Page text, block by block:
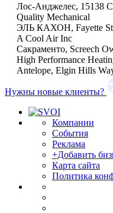
Лос-Анджелес, 15138
Quality Mechanical
ЭЛЬ КАХОН, Fayette
A Cool Air Inc
Сакраменто, Screech
High Performance
Antelope, Elgin Hills
Нужны новые клиенты?
Компании
События
Реклама
+Добавить
Карта сайта
Политика